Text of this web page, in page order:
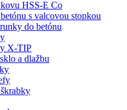
HSS-E Co
s valcovou stopkou
do betónu
X-TIP
a dlažbu